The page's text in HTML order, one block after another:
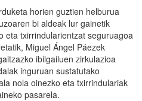
horien guztien helburua
bi aldeak lur gainetik
eta txirrindularientzat seguruagoa
Miguel Ángel Páezek
ibilgailuen zirkulazioa
inguruan sustatutako
nola oinezko eta txirrindulariak
pasarela.